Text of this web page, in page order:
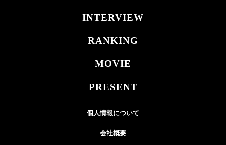
INTERVIEW
RANKING
MOVIE
PRESENT
個人情報について
会社概要